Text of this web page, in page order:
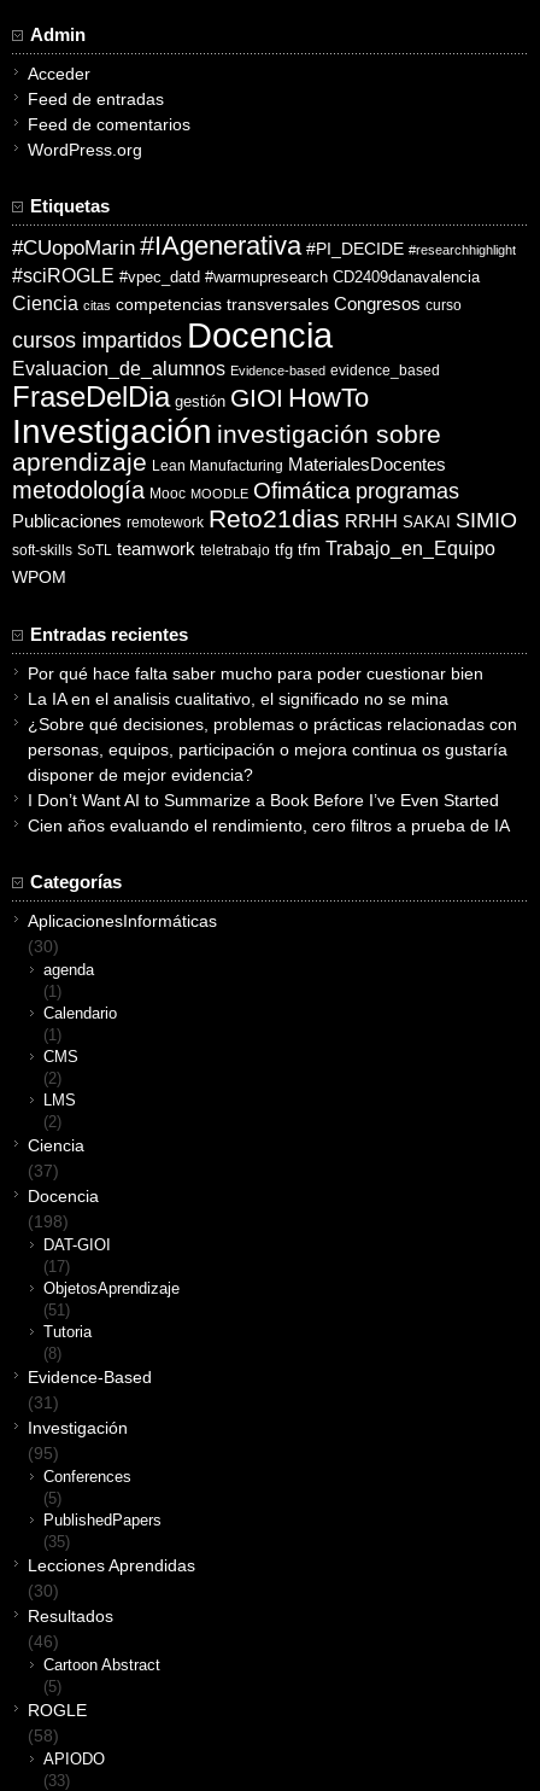
Admin
Acceder
Feed de entradas
Feed de comentarios
WordPress.org
Etiquetas
#CUopoMarin #IAgenerativa #PI_DECIDE #researchhighlight
#sciROGLE #vpec_datd #warmupresearch CD2409danavalencia
Ciencia citas competencias transversales Congresos curso
cursos impartidos Docencia
Evaluacion_de_alumnos Evidence-based evidence_based
FraseDelDia gestión GIOI HowTo
Investigación investigación sobre
aprendizaje Lean Manufacturing MaterialesDocentes
metodología Mooc MOODLE Ofimática programas
Publicaciones remotework Reto21dias RRHH SAKAI SIMIO
soft-skills SoTL teamwork teletrabajo tfg tfm Trabajo_en_Equipo
WPOM
Entradas recientes
Por qué hace falta saber mucho para poder cuestionar bien
La IA en el analisis cualitativo, el significado no se mina
¿Sobre qué decisiones, problemas o prácticas relacionadas con
personas, equipos, participación o mejora continua os gustaría
disponer de mejor evidencia?
I Don’t Want AI to Summarize a Book Before I’ve Even Started
Cien años evaluando el rendimiento, cero filtros a prueba de IA
Categorías
AplicacionesInformáticas
(30)
agenda
(1)
Calendario
(1)
CMS
(2)
LMS
(2)
Ciencia
(37)
Docencia
(198)
DAT-GIOI
(17)
ObjetosAprendizaje
(51)
Tutoria
(8)
Evidence-Based
(31)
Investigación
(95)
Conferences
(5)
PublishedPapers
(35)
Lecciones Aprendidas
(30)
Resultados
(46)
Cartoon Abstract
(5)
ROGLE
(58)
APIODO
(33)